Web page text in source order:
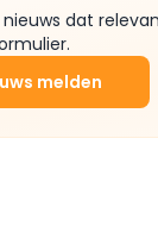
nieuws dat
melden